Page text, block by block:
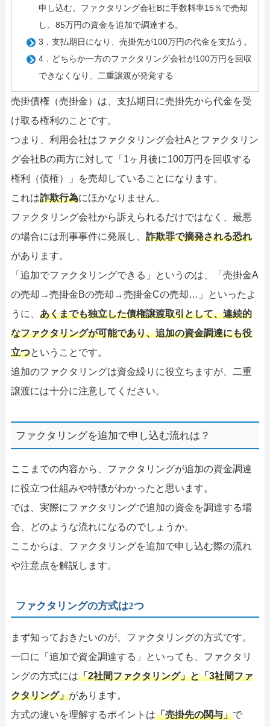
申し込む。ファクタリング会社Bに手数料率15％で売却
し、85万円の資金を追加で調達する。
3．支払期日になり、売掛先が100万円の代金を支払う。
4．どちらか一方のファクタリング会社が100万円を回収
できなくなり、二重譲渡が発覚する
売掛債権（売掛金）は、支払期日に売掛先から代金を受
け取る権利のことです。
つまり、利用会社はファクタリング会社Aとファクタリン
グ会社Bの両方に対して「1ヶ月後に100万円を回収する
権利（債権）」を売却していることになります。
これは詐欺行為にほかなりません。
ファクタリング会社から訴えられるだけではなく、最悪
の場合には刑事事件に発展し、 詐欺罪で摘発される恐れ
があります。
「追加でファクタリングできる」というのは、「売掛金A
の売却→売掛金Bの売却→売掛金Cの売却…」といったよ
うに、 あくまでも独立した債権譲渡取引として、連続的
なファクタリングが可能であり、追加の資金調達にも役
立つということです。
追加のファクタリングは資金繰りに役立ちますが、二重
譲渡には十分に注意してください。
ファクタリングを追加で申し込む流れは？
ここまでの内容から、ファクタリングが追加の資金調達
に役立つ仕組みや特徴がわかったと思います。
では、実際にファクタリングで追加の資金を調達する場
合、どのような流れになるのでしょうか。
ここからは、ファクタリングを追加で申し込む際の流れ
や注意点を解説します。
ファクタリングの方式は2つ
まず知っておきたいのが、ファクタリングの方式です。
一口に「追加で資金調達する」といっても、ファクタリ
ングの方式には「2社間ファクタリング」と「3社間ファ
クタリング」があります。
方式の違いを理解するポイントは「売掛先の関与」で